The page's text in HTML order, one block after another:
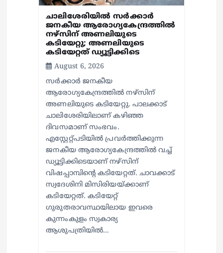
ചാലിശേരിയില്‍ സര്‍ക്കാര്‍
ജനകീയ ആരോഗ്യകേന്ദ്രത്തില്‍
നഴ്സിന് അണലിയുടെ
കടിയേറ്റു; അണലിയുടെ
കടിയേറ്റത് ഡ്യൂട്ടിക്കിടെ
August 6, 2026
സര്‍ക്കാര്‍ ജനകീയ
ആരോഗ്യകേന്ദ്രത്തില്‍ നഴ്സിന്
അണലിയുടെ കടിയേറ്റു. പാലക്കാട്
ചാലിശേരിയിലാണ് കഴിഞ്ഞ
ദിവസമാണ് സംഭവം.
എസ്റ്റേറ്റ്പടിയില്‍ പ്രവര്‍ത്തിക്കുന്ന
ജനകീയ ആരോഗ്യകേന്ദ്രത്തില്‍ വച്ച്
ഡ്യൂട്ടിക്കിടെയാണ് നഴ്സിന്
വിഷപ്പാമ്പിന്റെ കടിയേറ്റത്. ചാവക്കാട്
സ്വദേശിനി മിസിരിയയ്ക്കാണ്
കടിയേറ്റത്. കടിയേറ്റ്
ഗുരുതരാവസ്ഥയിലായ ഇവരെ
കുന്നംകുളം സ്വകാര്യ
ആശുപത്രിയില്‍…